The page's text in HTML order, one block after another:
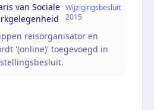
van Sociale Wijzigingsbesluit
2015
reisorganisator en
'(online)' toegevoegd in